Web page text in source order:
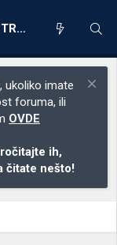
REGISTRACIJA
ukoliko imate
foruma, ili
OVDE
ih,
čitate nešto!